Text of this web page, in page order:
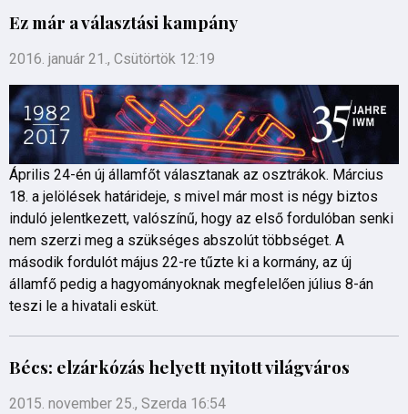
Ez már a választási kampány
2016. január 21., Csütörtök 12:19
Április 24-én új államfőt választanak az osztrákok. Március
18. a jelölések határideje, s mivel már most is négy biztos
induló jelentkezett, valószínű, hogy az első fordulóban senki
nem szerzi meg a szükséges abszolút többséget. A
második fordulót május 22-re tűzte ki a kormány, az új
államfő pedig a hagyományoknak megfelelően július 8-án
teszi le a hivatali esküt.
Bécs: elzárkózás helyett nyitott világváros
2015. november 25., Szerda 16:54